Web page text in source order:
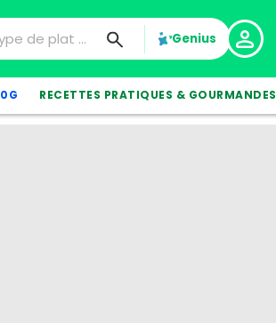
Genius
RECETTES PRATIQUES & GOURMANDES